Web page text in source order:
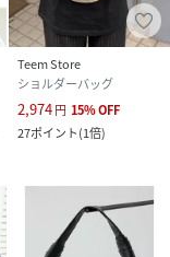
Teem Store
ショルダーバッグ
2,974円 15%OFF
27ポイント(1倍)